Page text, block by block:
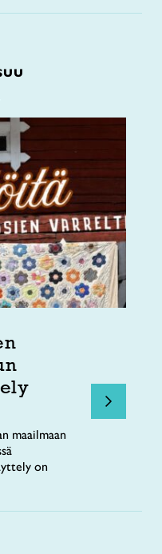
maailmaan
on